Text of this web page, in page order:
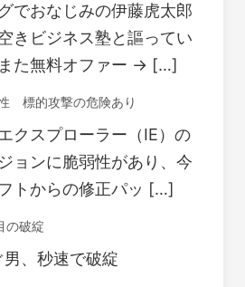
でおなじみの伊藤虎太郎
きビジネス塾と謳ってい
た無料オファー → […]
標的攻撃の危険あり
クスプローラー（IE）の
ョンに脆弱性があり、今
トからの修正パッ […]
破綻
、秒速で破綻